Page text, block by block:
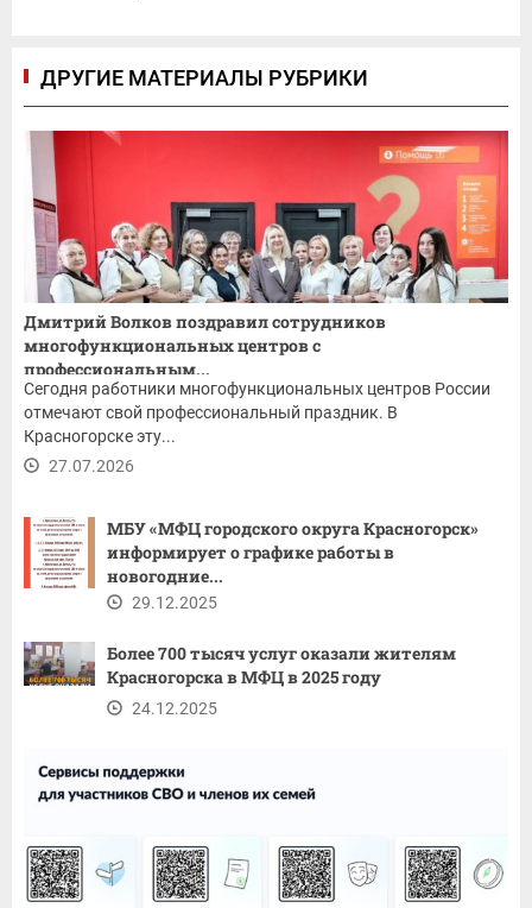
ДРУГИЕ МАТЕРИАЛЫ РУБРИКИ
Дмитрий Волков поздравил сотрудников
многофункциональных центров с
профессиональным...
Сегодня работники многофункциональных центров России
отмечают свой профессиональный праздник. В
Красногорске эту...
27.07.2026
МБУ «МФЦ городского округа Красногорск»
информирует о графике работы в
новогодние...
29.12.2025
Более 700 тысяч услуг оказали жителям
Красногорска в МФЦ в 2025 году
24.12.2025